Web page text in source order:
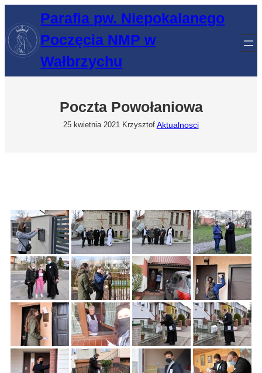
treści
Parafia pw. Niepokalanego
Poczęcia NMP w
Wałbrzychu
Poczta Powołaniowa
25 kwietnia 2021 Krzysztof Aktualnosci